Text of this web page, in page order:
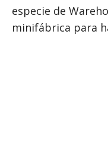
especie de
minifábrica para